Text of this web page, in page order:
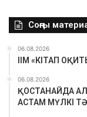
Соңғы
06.08.2026
ІІМ «КІТАП
06.08.2026
ҚОСТАНАЙДА
АСТАМ МҮЛКІ